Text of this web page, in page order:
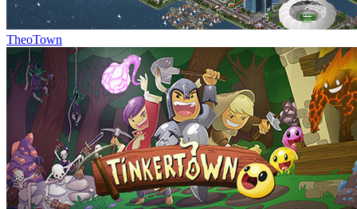
TheoTown